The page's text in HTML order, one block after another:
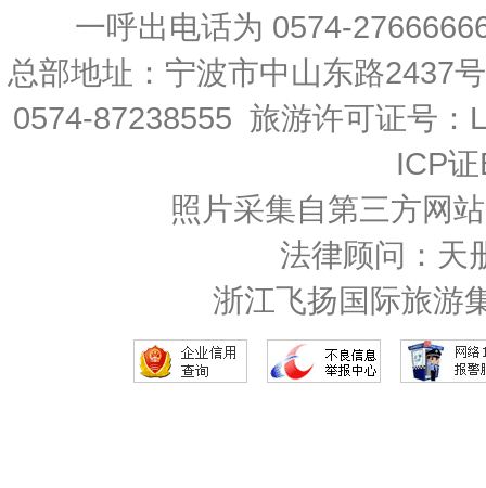
一呼出电话为 0574-
总部地址：宁波市中山东路2437
0574-87238555 旅游许可证号
ICP
照片采集自第三方网
法律顾问：天
浙江飞扬国际旅游